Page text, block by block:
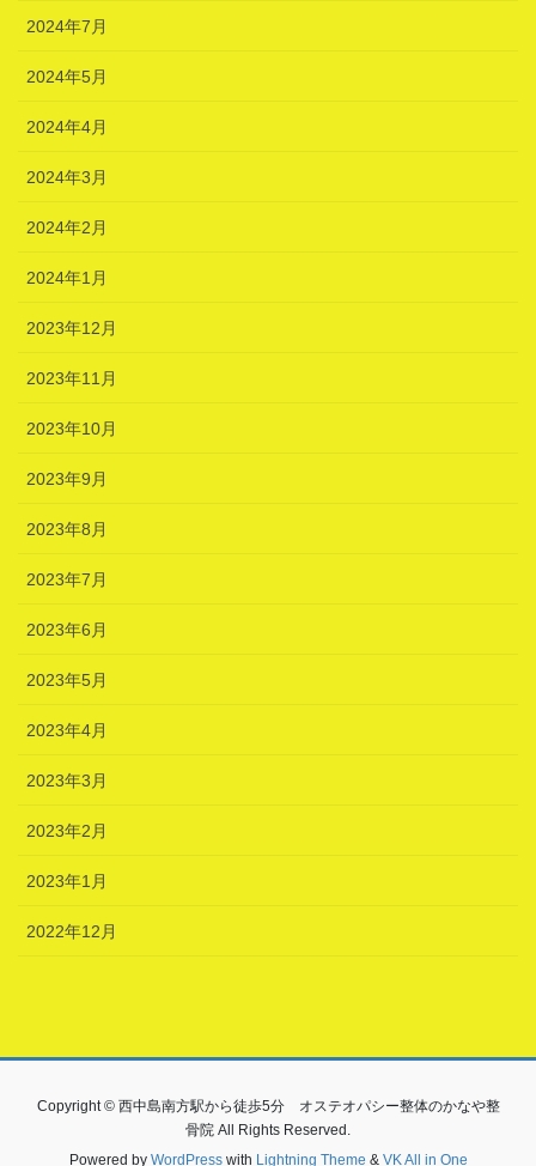
2024年7月
2024年5月
2024年4月
2024年3月
2024年2月
2024年1月
2023年12月
2023年11月
2023年10月
2023年9月
2023年8月
2023年7月
2023年6月
2023年5月
2023年4月
2023年3月
2023年2月
2023年1月
2022年12月
Copyright © 西中島南方駅から徒歩5分 オステオパシー整体のかなや整
骨院 All Rights Reserved.
Powered by WordPresswith Lightning Theme & VK All in One